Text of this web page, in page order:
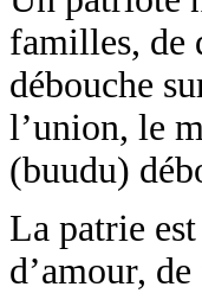
familles, de
débouche
l’union, le
(buudu)
La patrie
d’amour,